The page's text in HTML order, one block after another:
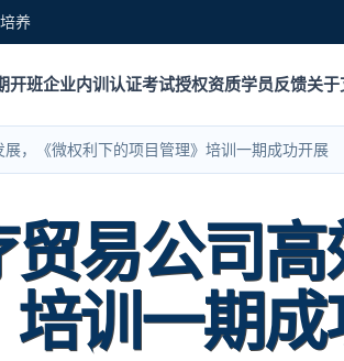
养
开班企业内训认证考试授权资质学员反馈关于
，《微权利下的项目管理》培训一期成功开展
易公司
训一期